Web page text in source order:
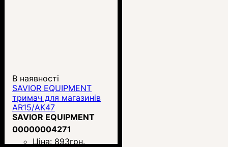
В наявності
SAVIOR EQUIPMENT
тримач для магазинів
AR15/АК47
SAVIOR EQUIPMENT
00000004271
Ціна: 893грн.